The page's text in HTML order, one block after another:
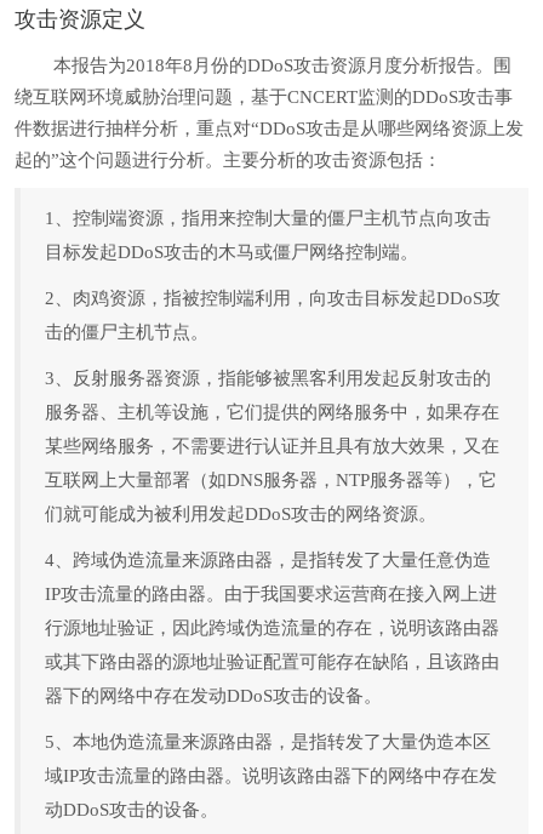
攻击资源定义
本报告为2018年8月份的DDoS攻击资源月度分析报告。围
绕互联网环境威胁治理问题，基于CNCERT监测的DDoS攻击事
件数据进行抽样分析，重点对“DDoS攻击是从哪些网络资源上发
起的”这个问题进行分析。主要分析的攻击资源包括：
1、控制端资源，指用来控制大量的僵尸主机节点向攻击
目标发起DDoS攻击的木马或僵尸网络控制端。
2、肉鸡资源，指被控制端利用，向攻击目标发起DDoS攻
击的僵尸主机节点。
3、反射服务器资源，指能够被黑客利用发起反射攻击的
服务器、主机等设施，它们提供的网络服务中，如果存在
某些网络服务，不需要进行认证并且具有放大效果，又在
互联网上大量部署（如DNS服务器，NTP服务器等），它
们就可能成为被利用发起DDoS攻击的网络资源。
4、跨域伪造流量来源路由器，是指转发了大量任意伪造
IP攻击流量的路由器。由于我国要求运营商在接入网上进
行源地址验证，因此跨域伪造流量的存在，说明该路由器
或其下路由器的源地址验证配置可能存在缺陷，且该路由
器下的网络中存在发动DDoS攻击的设备。
5、本地伪造流量来源路由器，是指转发了大量伪造本区
域IP攻击流量的路由器。说明该路由器下的网络中存在发
动DDoS攻击的设备。